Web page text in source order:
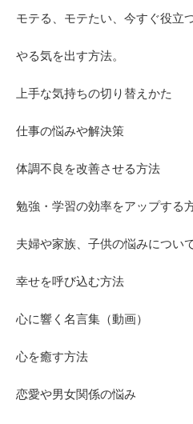
モテる、モテたい、今すぐ役立
やる気を出す方法。
上手な気持ちの切り替えかた
仕事の悩みや解決策
体調不良を改善させる方法
勉強・学習の効率をアップする
夫婦や家族、子供の悩みについ
幸せを呼び込む方法
心に響く名言集（動画）
心を癒す方法
恋愛や男女関係の悩み